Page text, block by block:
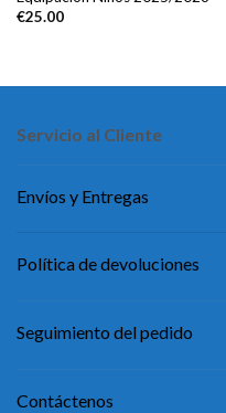
€25.00
Servicio al Cliente
Envíos y Entregas
Política de devoluciones
Seguimiento del pedido
Contáctenos